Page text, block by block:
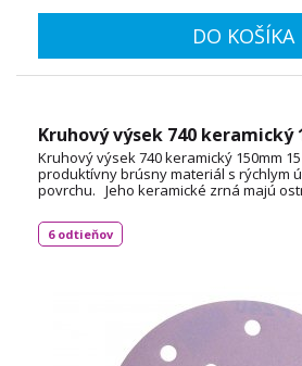
DO KOŠÍKA
Kruhový výsek 740 keramický
Kruhový výsek 740 keramický 150mm
produktívny brúsny materiál s rýchlym
povrchu. Jeho keramické zrná majú
proti zanášaniu poskytuje maximálnu
predlžuje životnosť brúsneho kotúča.
6 odtieňov